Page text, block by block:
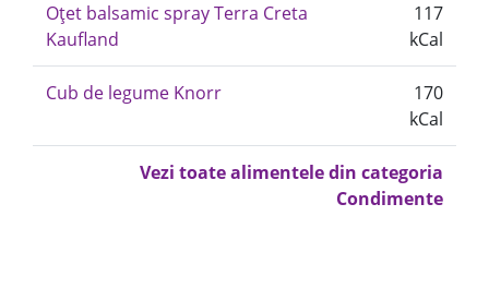
Oțet balsamic spray Terra Creta
Kaufland
117
kCal
Cub de legume Knorr
170
kCal
Vezi toate alimentele din categoria
Condimente